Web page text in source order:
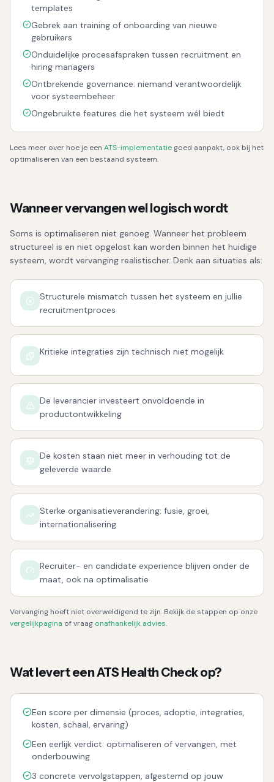
templates
Gebrek aan training of onboarding van nieuwe
gebruikers
Onduidelijke procesafspraken tussen recruitment en
hiring managers
Ontbrekende governance: niemand verantwoordelijk
voor systeembeheer
Ongebruikte features die het systeem wél biedt
Lees meer over hoe je een ATS-implementatie goed aanpakt, ook bij het
optimaliseren van een bestaand systeem.
Wanneer vervangen wel logisch wordt
Soms is optimaliseren niet genoeg. Wanneer het probleem
structureel is en niet opgelost kan worden binnen het huidige
systeem, wordt vervanging realistischer. Denk aan situaties als:
Structurele mismatch tussen het systeem en jullie
recruitmentproces
Kritieke integraties zijn technisch niet mogelijk
De leverancier investeert onvoldoende in
productontwikkeling
De kosten staan niet meer in verhouding tot de
geleverde waarde
Sterke organisatieverandering: fusie, groei,
internationalisering
Recruiter- en candidate experience blijven onder de
maat, ook na optimalisatie
Vervanging hoeft niet overweldigend te zijn. Bekijk de stappen op onze
vergelijkpagina of vraag onafhankelijk advies.
Wat levert een ATS Health Check op?
Een score per dimensie (proces, adoptie, integraties,
kosten, schaal, ervaring)
Een eerlijk verdict: optimaliseren of vervangen, met
onderbouwing
3 concrete vervolgstappen, afgestemd op jouw